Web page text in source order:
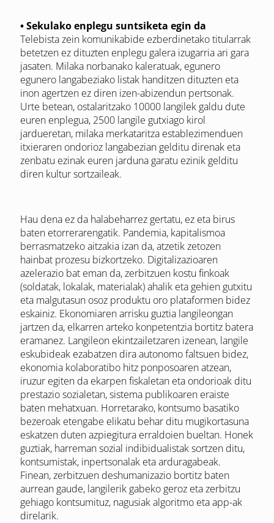
• Sekulako enplegu suntsiketa egin da
Telebista zein komunikabide ezberdinetako titularrak
betetzen ez dituzten enplegu galera izugarria ari gara
jasaten. Milaka norbanako kaleratuak, egunero
egunero langabeziako listak handitzen dituzten eta
inon agertzen ez diren izen-abizendun pertsonak.
Urte betean, ostalaritzako 10000 langilek galdu dute
euren enplegua, 2500 langile gutxiago kirol
jardueretan, milaka merkataritza establezimenduen
itxieraren ondorioz langabezian gelditu direnak eta
zenbatu ezinak euren jarduna garatu ezinik gelditu
diren kultur sortzaileak.
Hau dena ez da halabeharrez gertatu, ez eta birus
baten etorrerarengatik. Pandemia, kapitalismoa
berrasmatzeko aitzakia izan da, atzetik zetozen
hainbat prozesu bizkortzeko. Digitalizazioaren
azelerazio bat eman da, zerbitzuen kostu finkoak
(soldatak, lokalak, materialak) ahalik eta gehien gutxitu
eta malgutasun osoz produktu oro plataformen bidez
eskainiz. Ekonomiaren arrisku guztia langileongan
jartzen da, elkarren arteko konpetentzia bortitz batera
eramanez. Langileon ekintzailetzaren izenean, langile
eskubideak ezabatzen dira autonomo faltsuen bidez,
ekonomia kolaboratibo hitz ponposoaren atzean,
iruzur egiten da ekarpen fiskaletan eta ondorioak ditu
prestazio sozialetan, sistema publikoaren eraiste
baten mehatxuan. Horretarako, kontsumo basatiko
bezeroak etengabe elikatu behar ditu mugikortasuna
eskatzen duten azpiegitura erraldoien bueltan. Honek
guztiak, harreman sozial indibidualistak sortzen ditu,
kontsumistak, inpertsonalak eta arduragabeak.
Finean, zerbitzuen deshumanizazio bortitz baten
aurrean gaude, langilerik gabeko geroz eta zerbitzu
gehiago kontsumituz, nagusiak algoritmo eta app-ak
direlarik.